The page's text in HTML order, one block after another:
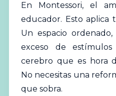
En Montessori, el
educador. Esto aplica
Un espacio
exceso de
cerebro que es hora
No necesitas una
que sobra.